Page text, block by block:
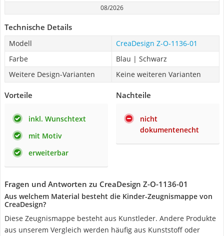
08/2026
Technische Details
Modell
CreaDesign Z-O-1136-01
Farbe
Blau | Schwarz
Weitere Design-Varianten
Keine weiteren Varianten
Vorteile
inkl. Wunschtext
mit Motiv
erweiterbar
Nachteile
nicht
dokumentenecht
Fragen und Antworten zu CreaDesign Z-O-1136-01
Aus welchem Material besteht die Kinder-Zeugnismappe von
CreaDesign?
Diese Zeugnismappe besteht aus Kunstleder. Andere Produkte
aus unserem Vergleich werden häufig aus Kunststoff oder